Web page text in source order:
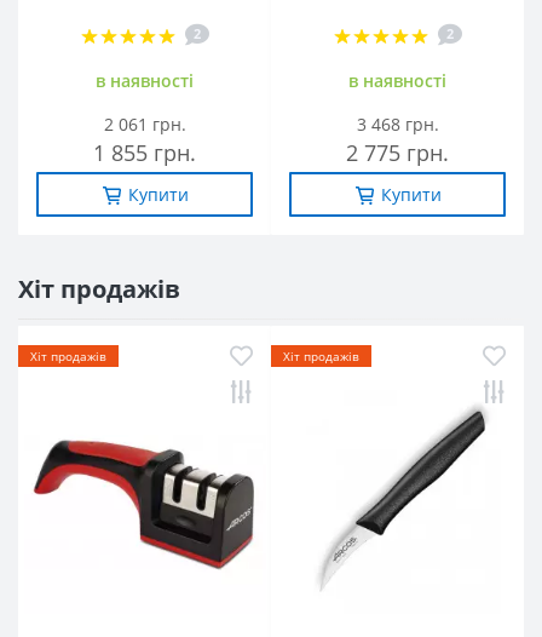
2
в наявностi
2 061 грн.
1 855 грн.
Купити
2
в наявностi
3 468 грн.
2 775 грн.
Купити
Хіт продажів
Хіт продажів Хіт продажів